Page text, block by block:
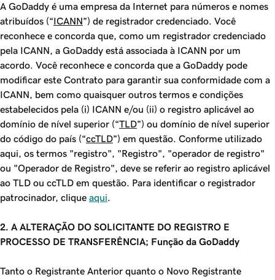
A GoDaddy é uma empresa da Internet para números e nomes
atribuídos (“ICANN”) de registrador credenciado. Você
reconhece e concorda que, como um registrador credenciado
pela ICANN, a GoDaddy está associada à ICANN por um
acordo. Você reconhece e concorda que a GoDaddy pode
modificar este Contrato para garantir sua conformidade com a
ICANN, bem como quaisquer outros termos e condições
estabelecidos pela (i) ICANN e/ou (ii) o registro aplicável ao
domínio de nível superior (“TLD”) ou domínio de nível superior
do código do país (“ccTLD”) em questão. Conforme utilizado
aqui, os termos "registro", "Registro", "operador de registro"
ou "Operador de Registro", deve se referir ao registro aplicável
ao TLD ou ccTLD em questão. Para identificar o registrador
patrocinador, clique aqui
2. A ALTERAÇÃO DO SOLICITANTE DO REGISTRO E
PROCESSO DE TRANSFERÊNCIA; Função da GoDaddy
Tanto o Registrante Anterior quanto o Novo Registrante